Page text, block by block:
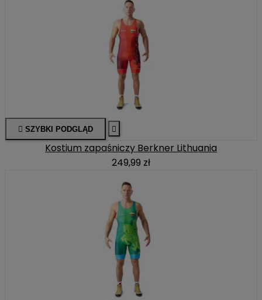
 SZYBKI PODGLĄD 
Kostium zapaśniczy Berkner Lithuania
249,99 zł